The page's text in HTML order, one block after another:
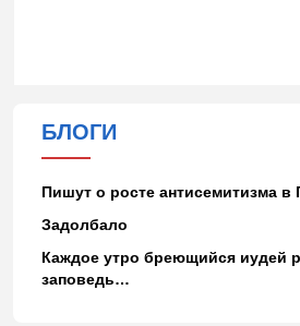
БЛОГИ
Пишут о росте антисемитизма в
Задолбало
Каждое утро бреющийся иудей
заповедь…